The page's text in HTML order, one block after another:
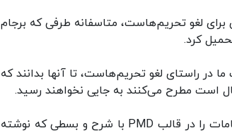
لغو تحریم‌هاست، متاسفانه طرفی که برجام
کرد.
در راستای لغو تحریم‌هاست، تا آنها بدانند که
است مطرح می‌کنند به جایی نخواهند رسید.
همین اتهامات موجب بروز و ظهور برجام شده است و برجام پرونده این اتهامات را در قالب PMD با شرح و بسطی که نوشته